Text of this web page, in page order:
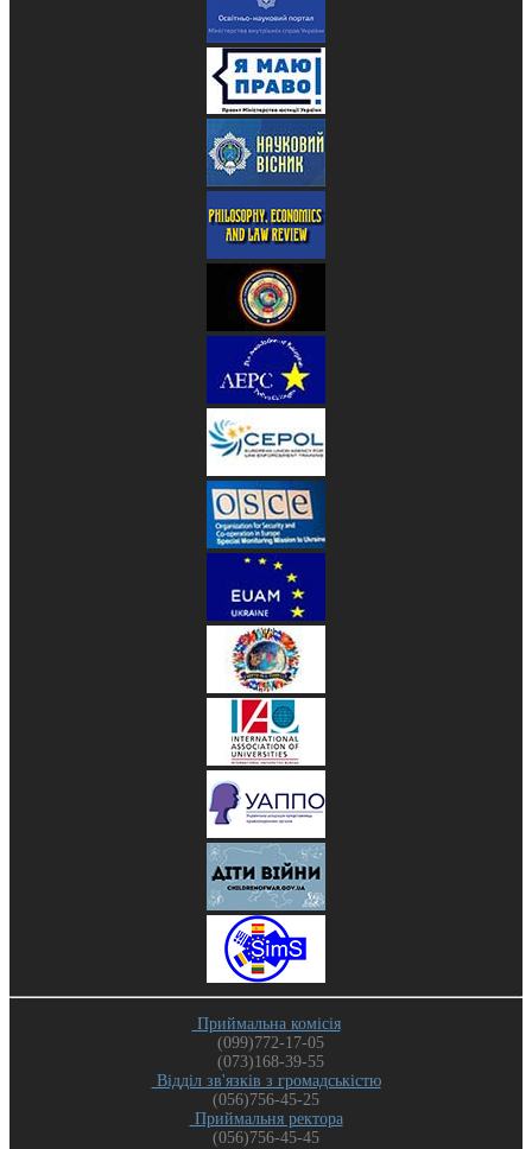
Приймальна комісія
(099)772-17-05
(073)168-39-55
Відділ зв'язків з громадськістю
(056)756-45-25
Приймальня ректора
(056)756-45-45